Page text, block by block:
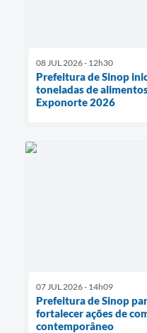
08 JUL 2026 - 12h30
Prefeitura de Sinop
toneladas de
Exponorte 2026
07 JUL 2026 - 14h09
Prefeitura de Sinop
fortalecer ações de
contemporâneo